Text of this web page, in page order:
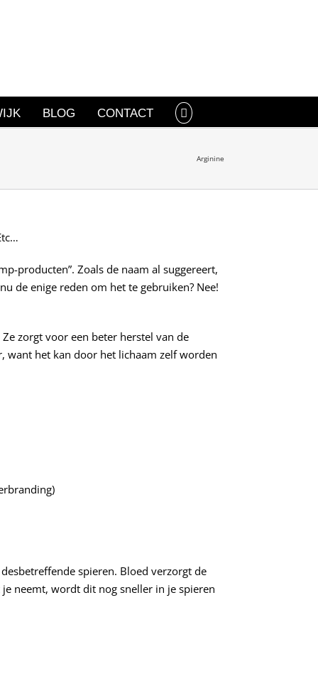
BLOG CONTACT
Arginine
producten”. Zoals de naam al suggereert,
de enige reden om het te gebruiken? Nee!
zorgt voor een beter herstel van de
want het kan door het lichaam zelf worden
spieren. Bloed verzorgt de
neemt, wordt dit nog sneller in je spieren